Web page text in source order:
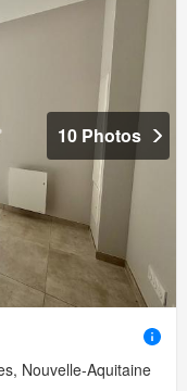
10 Photos
Nouvelle-Aquitaine